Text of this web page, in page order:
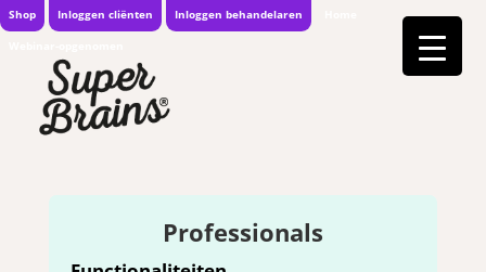
Shop Inloggen cliënten Inloggen behandelaren
Professionals